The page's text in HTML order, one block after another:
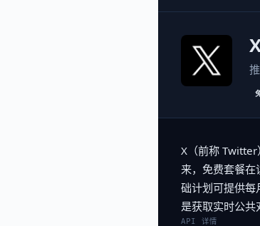
X（前称 Twitter
来，免费套餐
础计划可提供
是获取实时公共
API 详情